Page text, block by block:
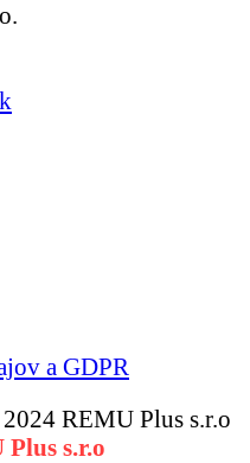
a GDPR
REMU Plus s.r.o
s.r.o